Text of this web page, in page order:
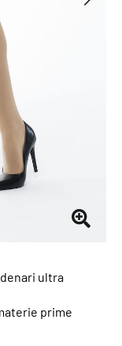
ultra
prime